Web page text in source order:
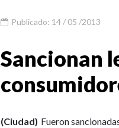
Publicado: 14 / 05 /2013
Sancionan
(Ciudad) Fueron